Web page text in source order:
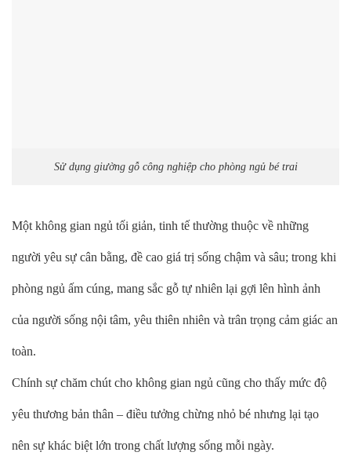
Sử dụng giường gỗ công nghiệp cho phòng ngủ bé trai
Một không gian ngủ tối giản, tinh tế thường thuộc về những
người yêu sự cân bằng, đề cao giá trị sống chậm và sâu; trong khi
phòng ngủ ấm cúng, mang sắc gỗ tự nhiên lại gợi lên hình ảnh
của người sống nội tâm, yêu thiên nhiên và trân trọng cảm giác an
toàn.
Chính sự chăm chút cho không gian ngủ cũng cho thấy mức độ
yêu thương bản thân – điều tưởng chừng nhỏ bé nhưng lại tạo
nên sự khác biệt lớn trong chất lượng sống mỗi ngày.